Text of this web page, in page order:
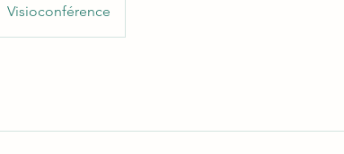
Visioconférence